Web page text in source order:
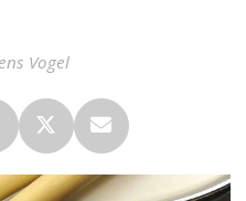
Vogel